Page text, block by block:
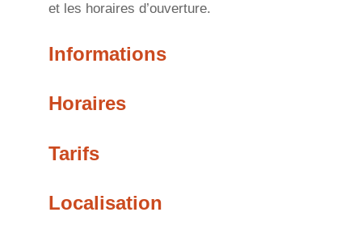
et les horaires d’ouverture.
Informations
Horaires
Tarifs
Localisation